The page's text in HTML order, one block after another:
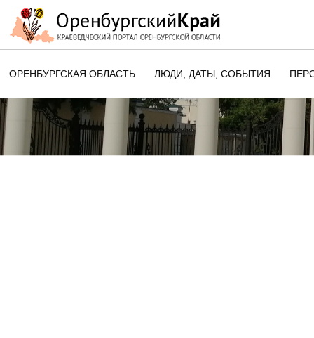
ОРЕНБУРГСКАЯ ОБЛАСТЬ ЛЮДИ, ДАТЫ, CОБЫТИЯ
ЭТОТ ДЕНЬ В ИСТОРИИ
ОРЕНБУРГСКОГО КРАЯ
ПАМЯТНЫЕ ДАТЫ